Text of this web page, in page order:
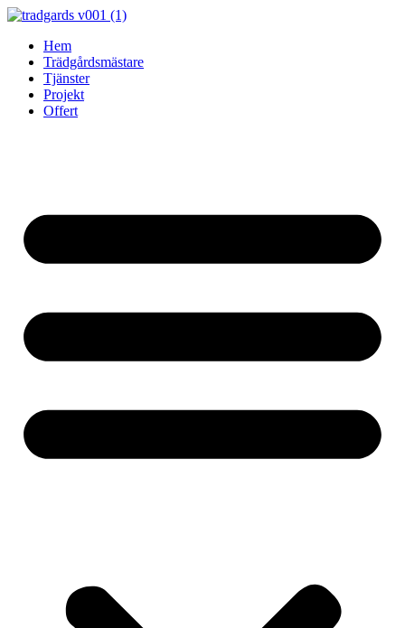
Skip
contentHem
Trädgårdsmästare
Tjänster
Projekt
Offert